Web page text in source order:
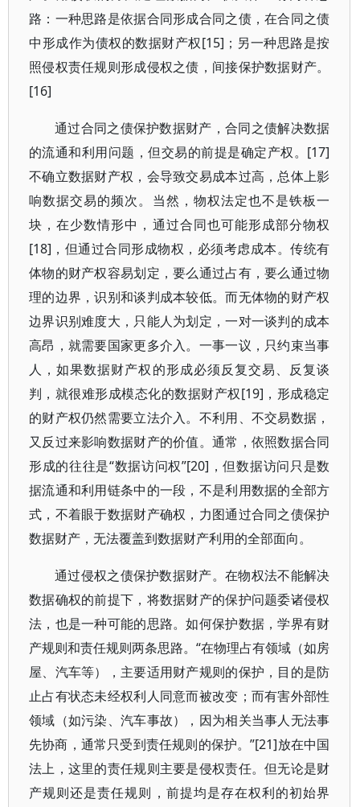
路：一种思路是依据合同形成合同之债，在合同之债
中形成作为债权的数据财产权[15]；另一种思路是按
照侵权责任规则形成侵权之债，间接保护数据财产。
[16]
通过合同之债保护数据财产，合同之债解决数据
的流通和利用问题，但交易的前提是确定产权。[17]
不确立数据财产权，会导致交易成本过高，总体上影
响数据交易的频次。当然，物权法定也不是铁板一
块，在少数情形中，通过合同也可能形成部分物权
[18]，但通过合同形成物权，必须考虑成本。传统有
体物的财产权容易划定，要么通过占有，要么通过物
理的边界，识别和谈判成本较低。而无体物的财产权
边界识别难度大，只能人为划定，一对一谈判的成本
高昂，就需要国家更多介入。一事一议，只约束当事
人，如果数据财产权的形成必须反复交易、反复谈
判，就很难形成模态化的数据财产权[19]，形成稳定
的财产权仍然需要立法介入。不利用、不交易数据，
又反过来影响数据财产的价值。通常，依照数据合同
形成的往往是“数据访问权”[20]，但数据访问只是数
据流通和利用链条中的一段，不是利用数据的全部方
式，不着眼于数据财产确权，力图通过合同之债保护
数据财产，无法覆盖到数据财产利用的全部面向。
通过侵权之债保护数据财产。在物权法不能解决
数据确权的前提下，将数据财产的保护问题委诸侵权
法，也是一种可能的思路。如何保护数据，学界有财
产规则和责任规则两条思路。“在物理占有领域（如房
屋、汽车等），主要适用财产规则的保护，目的是防
止占有状态未经权利人同意而被改变；而有害外部性
领域（如污染、汽车事故），因为相关当事人无法事
先协商，通常只受到责任规则的保护。”[21]放在中国
法上，这里的责任规则主要是侵权责任。但无论是财
产规则还是责任规则，前提均是存在权利的初始界